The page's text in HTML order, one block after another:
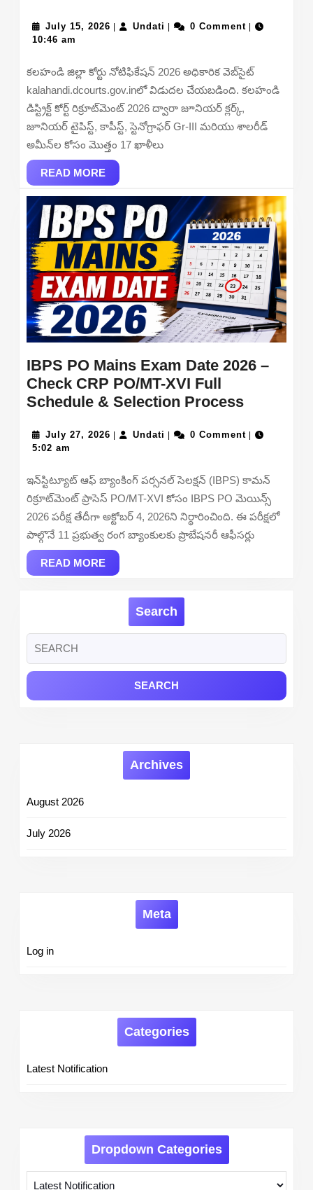
Court
2026
–
Apply
Offline
for
Clerk,
Stenographer
and
More
Posts
July 15, 2026 July
| Undati Undati
| 0 Comment |
10:46 am
కలహండి జిల్లా కోర్టు నోటిఫికేషన్ 2026 అధికారిక వెబ్‌సైట్
kalahandi.dcourts.gov.inలో విడుదల చేయబడింది. కలహండి
డిస్ట్రిక్ట్ కోర్ట్ రిక్రూట్‌మెంట్ 2026 ద్వారా జూనియర్ క్లర్క్,
జూనియర్ టైపిస్ట్, కాపీస్ట్, స్టెనోగ్రాఫర్ Gr-III మరియు శాలరీడ్
అమీన్‌ల కోసం మొత్తం 17 ఖాళీలు
READ MOREREAD
MORE
IBPS PO Mains Exam Date 2026 –
Check CRP PO/MT-XVI Full
Schedule & Selection ProcessIBPS
Mains
Date
2026
–
Check
CRP
&
Process
July 27, 2026 July
| Undati Undati
| 0 Comment |
5:02 am
ఇన్‌స్టిట్యూట్ ఆఫ్ బ్యాంకింగ్ పర్సనల్ సెలక్షన్ (IBPS) కామన్
రిక్రూట్‌మెంట్ ప్రాసెస్ PO/MT-XVI కోసం IBPS PO మెయిన్స్
2026 పరీక్ష తేదీగా అక్టోబర్ 4, 2026ని నిర్ధారించింది. ఈ పరీక్షలో
పాల్గొనే 11 ప్రభుత్వ రంగ బ్యాంకులకు ప్రొబేషనరీ ఆఫీసర్లు
READ MOREREAD
MORE
Search
for:
Archives
August 2026
July 2026
Meta
Log in
Categories
Latest Notification
Dropdown Categories